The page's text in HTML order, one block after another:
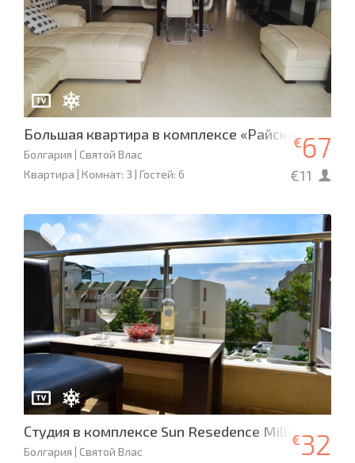
Большая квартира в комплексе «Райский сад»,
Болгария | Святой Влас
Квартира | Комнат: 3 | Гостей: 6
€67
€11
Студия в комплексе Sun Resedence Millenium
Болгария | Святой Влас
€32